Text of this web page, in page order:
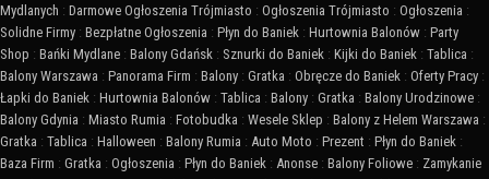
Mydlanych : Darmowe Ogłoszenia Trójmiasto : Ogłoszenia Trójmiasto : Ogłoszenia :
Solidne Firmy : Bezpłatne Ogłoszenia : Płyn do Baniek : Hurtownia Balonów : Party
Shop : Bańki Mydlane : Balony Gdańsk : Sznurki do Baniek : Kijki do Baniek : Tablica :
Balony Warszawa : Panorama Firm : Balony : Gratka : Obręcze do Baniek : Oferty Pracy :
Łapki do Baniek : Hurtownia Balonów : Tablica : Balony : Gratka : Balony Urodzinowe :
Balony Gdynia : Miasto Rumia : Fotobudka : Wesele Sklep : Balony z Helem Warszawa :
Gratka : Tablica : Halloween : Balony Rumia : Auto Moto : Prezent : Płyn do Baniek :
Baza Firm : Gratka : Ogłoszenia : Płyn do Baniek : Anonse : Balony Foliowe : Zamykanie